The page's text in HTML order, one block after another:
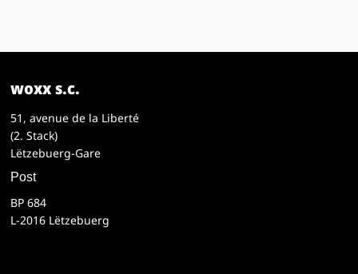
woxx s.c.
51, avenue de la Liberté
(2. Stack)
Lëtzebuerg-Gare
Post
BP 684
L-2016 Lëtzebuerg